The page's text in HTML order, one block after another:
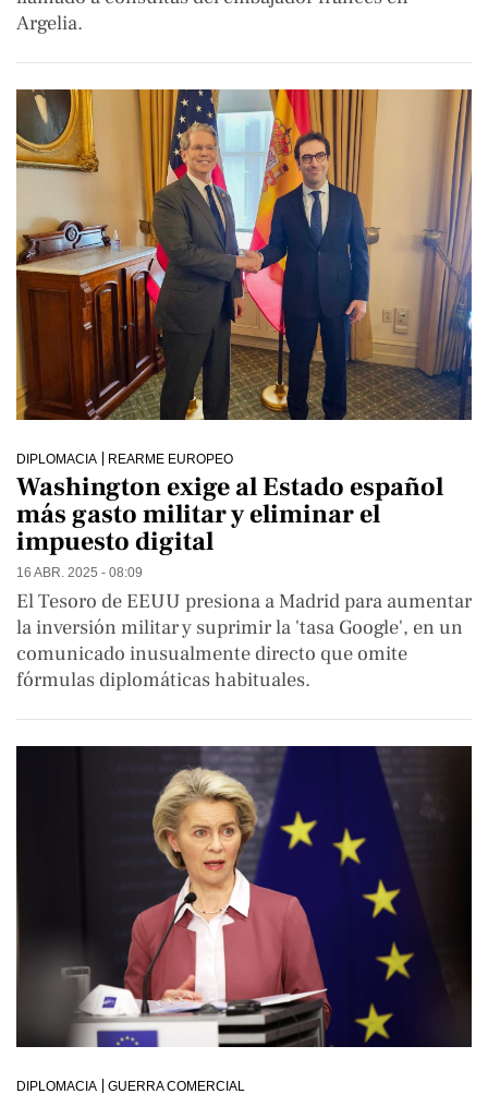
Argelia.
DIPLOMACIA REARME EUROPEO
Washington exige al Estado español
más gasto militar y eliminar el
impuesto digital
16 ABR. 2025 - 08:09
El Tesoro de EEUU presiona a Madrid para aumentar
la inversión militar y suprimir la 'tasa Google', en un
comunicado inusualmente directo que omite
fórmulas diplomáticas habituales.
DIPLOMACIA GUERRA COMERCIAL